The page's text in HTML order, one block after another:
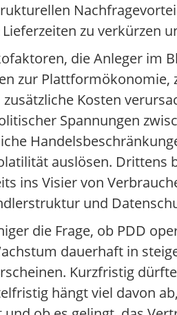
zu verkürzen
die Anleger im
zur
Kosten
Spannungen
auslösen. Drittens
ins Visier von
und
die Frage, ob PDD
dauerhaft in
Kurzfristig
hängt viel davon